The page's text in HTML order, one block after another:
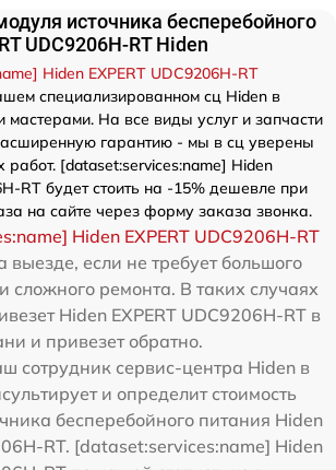
источника бесперебойного
UDC9206H-RT Hiden
Hiden EXPERT UDC9206H-RT
специализированном сц Hiden в
мастерами. На все виды услуг и запчасти
гарантию - мы в сц уверены
работ. [dataset:services:name] Hiden
RT будет стоить на -15% дешевле при
на сайте через форму заказа звонка.
Hiden EXPERT UDC9206H-RT
выезде, если не требует большого
сложного ремонта. В таких случаях
Hiden EXPERT UDC9206H-RT в
и привезет обратно.
сотрудник сервис-центра Hiden в
и определит стоимость
бесперебойного питания Hiden
RT. [dataset:services:name] Hiden